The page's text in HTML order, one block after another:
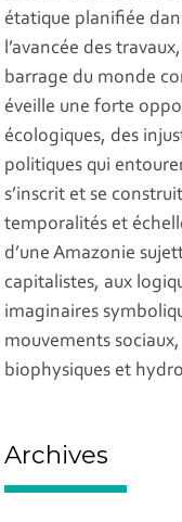
étatique planifiée
l’avancée des
barrage du monde
éveille une forte
écologiques, des
politiques qui
s’inscrit et se
temporalités et
d’une Amazonie
capitalistes, aux
imaginaires
mouvements
biophysiques et
Archives